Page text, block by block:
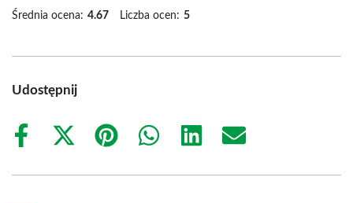
Średnia ocena: 4.67 Liczba ocen: 5
Udostępnij
Share
Share
(Twitter)
Share
Share
Share
Share